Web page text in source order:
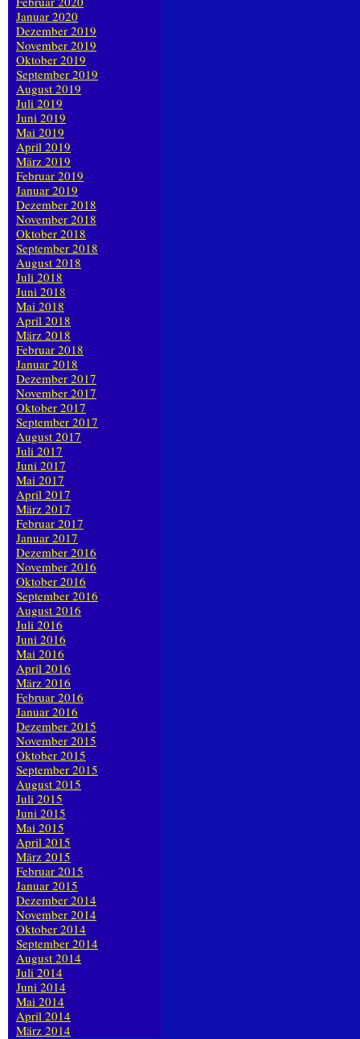
Januar 2020
Dezember 2019
November 2019
Oktober 2019
September 2019
August 2019
Juli 2019
Juni 2019
Mai 2019
April 2019
März 2019
Februar 2019
Januar 2019
Dezember 2018
November 2018
Oktober 2018
September 2018
August 2018
Juli 2018
Juni 2018
Mai 2018
April 2018
März 2018
Februar 2018
Januar 2018
Dezember 2017
November 2017
Oktober 2017
September 2017
August 2017
Juli 2017
Juni 2017
Mai 2017
April 2017
März 2017
Februar 2017
Januar 2017
Dezember 2016
November 2016
Oktober 2016
September 2016
August 2016
Juli 2016
Juni 2016
Mai 2016
April 2016
März 2016
Februar 2016
Januar 2016
Dezember 2015
November 2015
Oktober 2015
September 2015
August 2015
Juli 2015
Juni 2015
Mai 2015
April 2015
März 2015
Februar 2015
Januar 2015
Dezember 2014
November 2014
Oktober 2014
September 2014
August 2014
Juli 2014
Juni 2014
Mai 2014
April 2014
März 2014